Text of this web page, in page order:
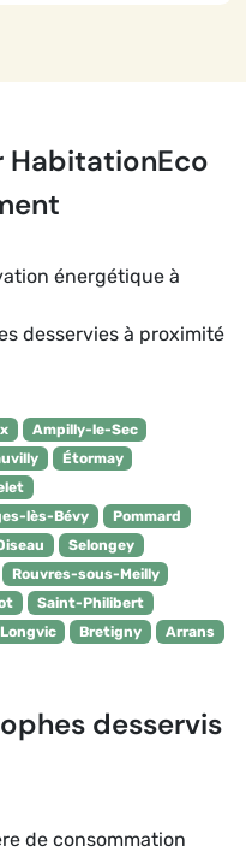
HabitationEco
énergétique à
desservies à proximité
Ampilly-le-Sec
Étormay
lès-Bévy
Pommard
Selongey
Rouvres-sous-Meilly
Saint-Philibert
Longvic Bretigny Arrans
desservis
de consommation